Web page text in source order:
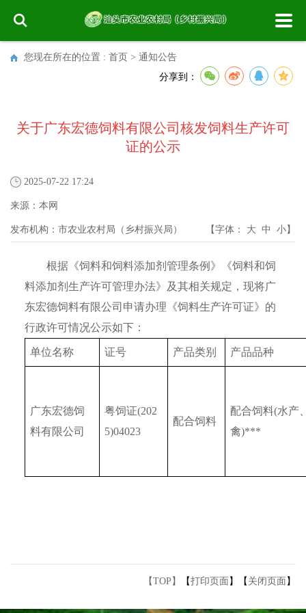
您现在所在的位置 : 首页 > 通知公告
分享到：
关于广东宏德饲料有限公司核发饲料生产许可
证的公示
2025-07-22 17:24
来源： 本网
发布机构： 市农业农村局（乡村振兴局） 【字体： 大 中 小】
根据《饲料和饲料添加剂管理条例》《饲料和饲
料添加剂生产许可管理办法》及其相关规定，现将广
东宏德饲料有限公司申请办理《饲料生产许可证》的
行政许可情况公示如下：
单位名称 证号 产品类别 产品品种
广东宏德饲
料有限公司
粤饲证(202
5)04023
配合饲料
配合饲料(水产
禽)***
【TOP】 【打印页面 】【 关闭页面 】